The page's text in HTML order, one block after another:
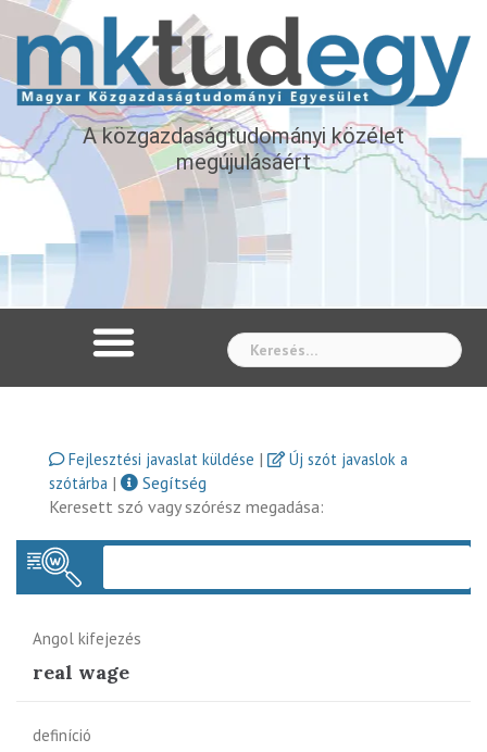
A közgazdaságtudományi közélet
megújulásáért
Fejlesztési javaslat küldése |
Új szót javaslok a
szótárba |
Segítség
Keresett szó vagy szórész megadása:
Angol kifejezés
real wage
definíció